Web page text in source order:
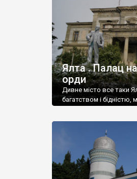
Ялта . Палац
орди
Дивне місто все таки
багатством і